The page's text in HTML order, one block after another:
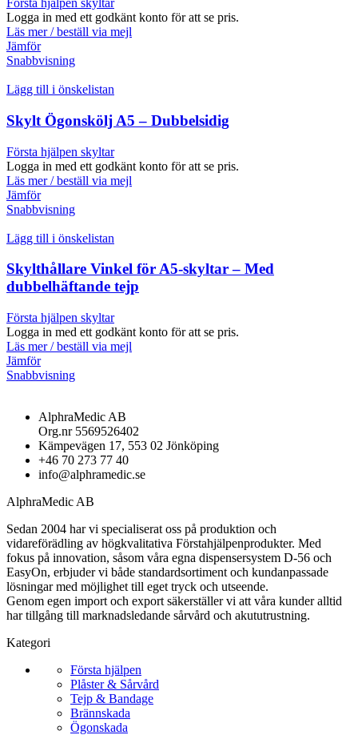
Första hjälpen skyltar
Logga in med ett godkänt konto för att se pris.
Läs mer / beställ via mejl
Jämför
Snabbvisning
Lägg till i önskelistan
Skylt Ögonskölj A5 – Dubbelsidig
Första hjälpen skyltar
Logga in med ett godkänt konto för att se pris.
Läs mer / beställ via mejl
Jämför
Snabbvisning
Lägg till i önskelistan
Skylthållare Vinkel för A5-skyltar – Med
dubbelhäftande tejp
Första hjälpen skyltar
Logga in med ett godkänt konto för att se pris.
Läs mer / beställ via mejl
Jämför
Snabbvisning
AlphraMedic AB
Org.nr 5569526402
Kämpevägen 17, 553 02 Jönköping
+46 70 273 77 40
info@alphramedic.se
AlphraMedic AB
Sedan 2004 har vi specialiserat oss på produktion och
vidareförädling av högkvalitativa Förstahjälpenprodukter. Med
fokus på innovation, såsom våra egna dispensersystem D-56 och
EasyOn, erbjuder vi både standardsortiment och kundanpassade
lösningar med möjlighet till eget tryck och utseende.
Genom egen import och export säkerställer vi att våra kunder alltid
har tillgång till marknadsledande sårvård och akututrustning.
Kategori
Första hjälpen
Plåster & Sårvård
Tejp & Bandage
Brännskada
Ögonskada